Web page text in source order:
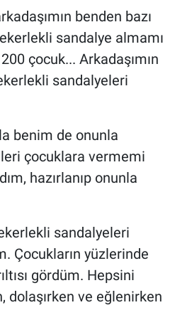
benden bazı
sandalye almamı
çocuk... Arkadaşımın
sandalyeleri
benim de onunla
çocuklara vermemi
hazırlanıp onunla
sandalyeleri
Çocukların yüzlerinde
gördüm. Hepsini
dolaşırken ve eğlenirken